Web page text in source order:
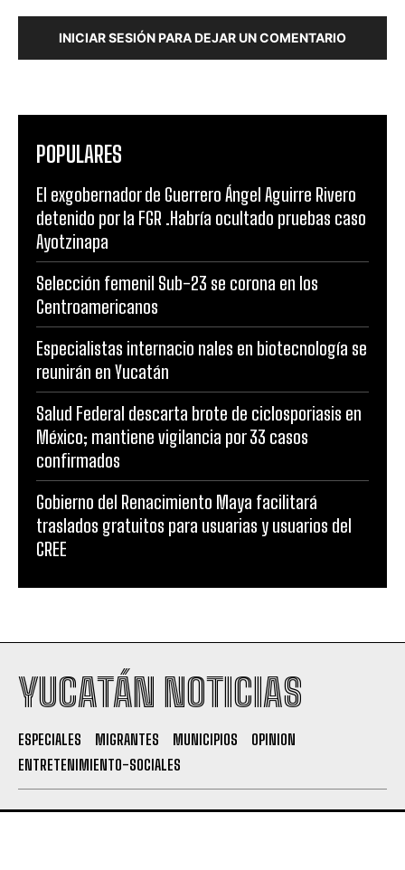
INICIAR SESIÓN PARA DEJAR UN COMENTARIO
POPULARES
El exgobernador de Guerrero Ángel Aguirre Rivero
detenido por la FGR .Habría ocultado pruebas caso
Ayotzinapa
Selección femenil Sub-23 se corona en los
Centroamericanos
Especialistas internacio nales en biotecnología se
reunirán en Yucatán
Salud Federal descarta brote de ciclosporiasis en
México; mantiene vigilancia por 33 casos
confirmados
Gobierno del Renacimiento Maya facilitará
traslados gratuitos para usuarias y usuarios del
CREE
YUCATÁN NOTICIAS
ESPECIALES MIGRANTES MUNICIPIOS
OPINION
ENTRETENIMIENTO-SOCIALES